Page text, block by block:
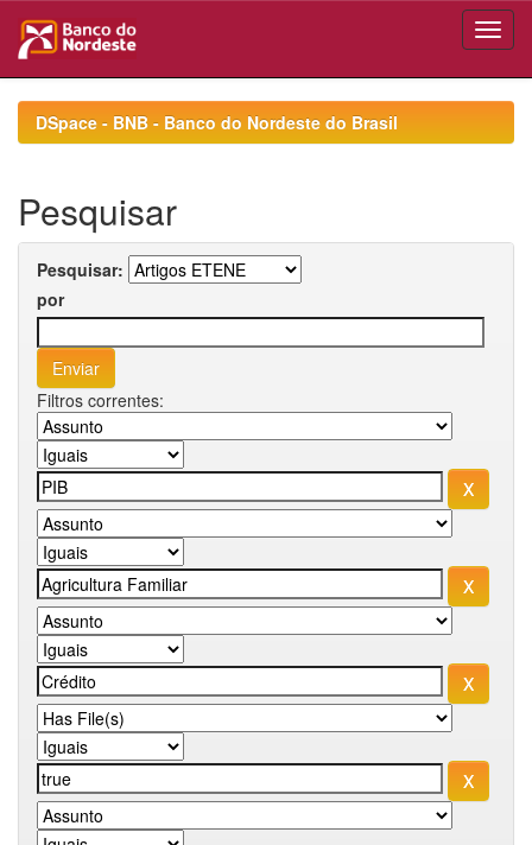
navigationDSpace - BNB - Banco do Nordeste do Brasil
Pesquisar
Pesquisar:
por
Filtros correntes: